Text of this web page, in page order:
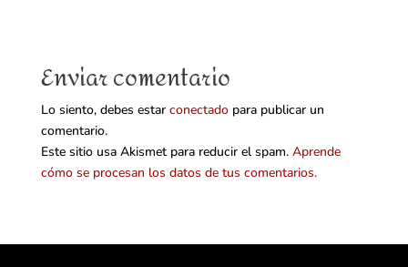
Enviar comentario
Lo siento, debes estar conectadopara publicar un
comentario.
Este sitio usa Akismet para reducir el spam. Aprende
cómo se procesan los datos de tus comentarios.